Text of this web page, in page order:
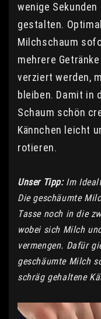
wenige
gestalten.
Milchschaum
mehrere
verziert werden,
bleiben. Damit in
Schaum schön
Kännchen leicht
rotieren.
Unser Tipp:Im
Die geschäumte
Tasse noch in die
wobei sich Milch
vermengen. Dafür
geschäumte Milch
schräg gehaltene